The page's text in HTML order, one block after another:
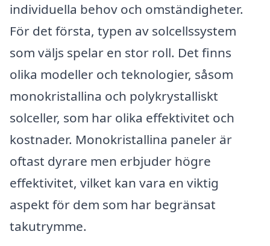
individuella behov och omständigheter.
För det första, typen av solcellssystem
som väljs spelar en stor roll. Det finns
olika modeller och teknologier, såsom
monokristallina och polykrystalliskt
solceller, som har olika effektivitet och
kostnader. Monokristallina paneler är
oftast dyrare men erbjuder högre
effektivitet, vilket kan vara en viktig
aspekt för dem som har begränsat
takutrymme.